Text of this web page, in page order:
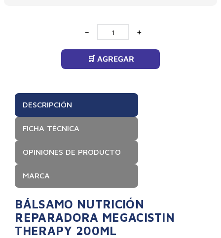
＋
－
🛒 AGREGAR
DESCRIPCIÓN
FICHA TÉCNICA
OPINIONES DE PRODUCTO
MARCA
BÁLSAMO NUTRICIÓN
REPARADORA MEGACISTIN
THERAPY 200ML